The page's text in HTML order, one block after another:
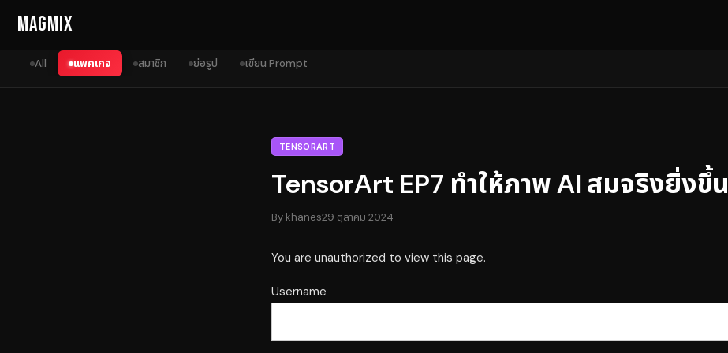
MagMix
All แพคเกจ สมาชิก ย่อรูป เขียน Prompt
TENSORART
TensorArt EP7 ทำให้ภาพ AI สมจริงยิ่งขึ้น
By khanes29 ตุลาคม 2024
You are unauthorized to view this page.
Username